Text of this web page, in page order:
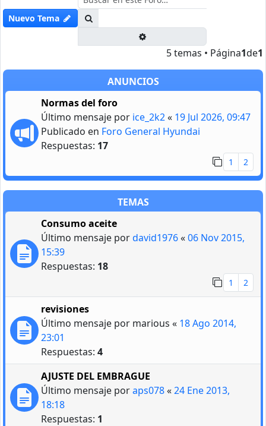
Nuevo Tema
5 temas • Página1de1
ANUNCIOS
Normas del foro
Último mensaje por ice_2k2« 19 Jul 2026, 09:47
Publicado en Foro General Hyundai
Respuestas: 17
1 2
TEMAS
Consumo aceite
Último mensaje pordavid1976«06 Nov 2015,
15:39
Respuestas: 18
1 2
revisiones
Último mensaje por marious « 18 Ago 2014,
23:01
Respuestas: 4
AJUSTE DEL EMBRAGUE
Último mensaje poraps078«24 Ene 2013,
18:18
Respuestas: 1